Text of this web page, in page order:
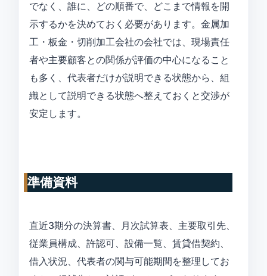
でなく、誰に、どの順番で、どこまで情報を開
示するかを決めておく必要があります。金属加
工・板金・切削加工会社の会社では、現場責任
者や主要顧客との関係が評価の中心になること
も多く、代表者だけが説明できる状態から、組
織として説明できる状態へ整えておくと交渉が
安定します。
準備資料
直近3期分の決算書、月次試算表、主要取引先、
従業員構成、許認可、設備一覧、賃貸借契約、
借入状況、代表者の関与可能期間を整理してお